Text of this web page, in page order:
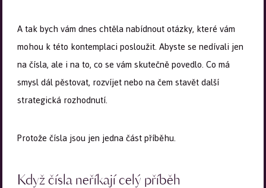
A tak bych vám dnes chtěla nabídnout otázky, které vám
mohou k této kontemplaci posloužit. Abyste se nedívali jen
na čísla, ale i na to, co se vám skutečně povedlo. Co má
smysl dál pěstovat, rozvíjet nebo na čem stavět další
strategická rozhodnutí.
Protože čísla jsou jen jedna část příběhu.
Když čísla neříkají celý příběh